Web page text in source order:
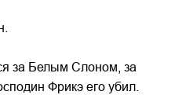
за Белым Слоном, за
Фрикэ его убил.